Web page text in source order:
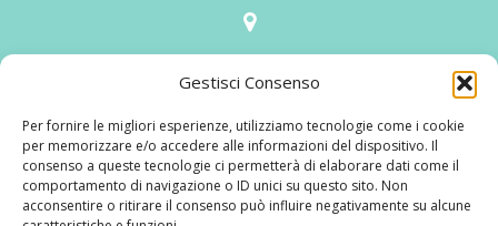
Gestisci Consenso
Per fornire le migliori esperienze, utilizziamo tecnologie come i cookie
per memorizzare e/o accedere alle informazioni del dispositivo. Il
consenso a queste tecnologie ci permetterà di elaborare dati come il
comportamento di navigazione o ID unici su questo sito. Non
acconsentire o ritirare il consenso può influire negativamente su alcune
V.le Tiziano, 20 - 42046 Reggiolo
Martina per l'Infanzia, un nome ed un progetto che
nasce prima di tutto da una provata esperienza
maturata sul campo dal suo fondatore in 25 anni di